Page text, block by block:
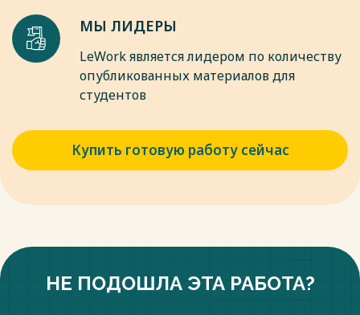
МЫ ЛИДЕРЫ
LeWork является лидером по количеству
опубликованных материалов для
студентов
Купить готовую работу сейчас
НЕ ПОДОШЛА ЭТА РАБОТА?